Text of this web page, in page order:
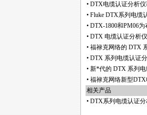
• DTX电缆认证分析
• Fluke DTX系列电缆
• DTX-1800和PM06
• DTX 电缆认证分析
• 福禄克网络的 DTX
• DTX 系列电缆认证
• 新*代的 DTX 系列
• 福禄克网络新型
相关产品
• DTX系列电缆认证